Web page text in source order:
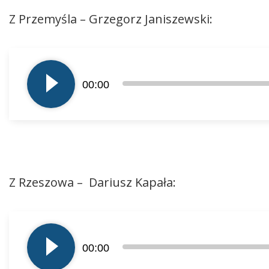
Z Przemyśla – Grzegorz Janiszewski:
plików
dźwiękowych
00:00
Z Rzeszowa – Dariusz Kapała:
plików
dźwiękowych
00:00